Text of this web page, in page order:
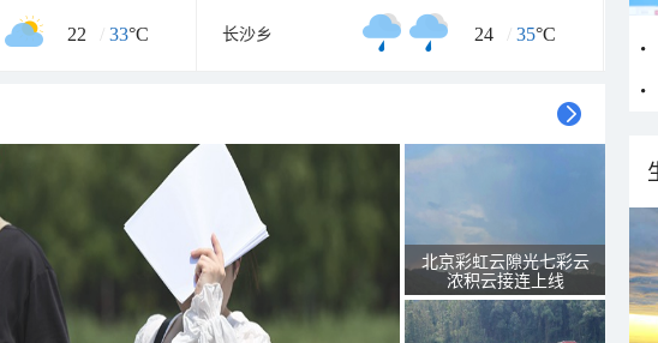
22 / 33°C 长沙乡 24 / 35°C
北京彩虹云隙光七彩云
浓积云接连上线